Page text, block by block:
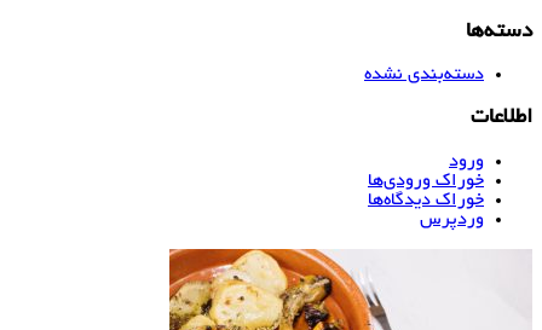
دسته‌ها
دسته‌بندی نشده
اطلاعات
ورود
خوراک ورودی‌ها
خوراک دیدگاه‌ها
وردپرس